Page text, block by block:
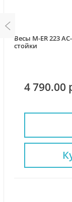
Весы M-ER 223
стойки
4 790.00